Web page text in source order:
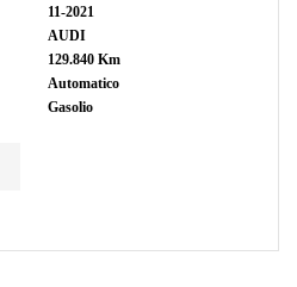
11-2021
AUDI
129.840 Km
Automatico
Gasolio